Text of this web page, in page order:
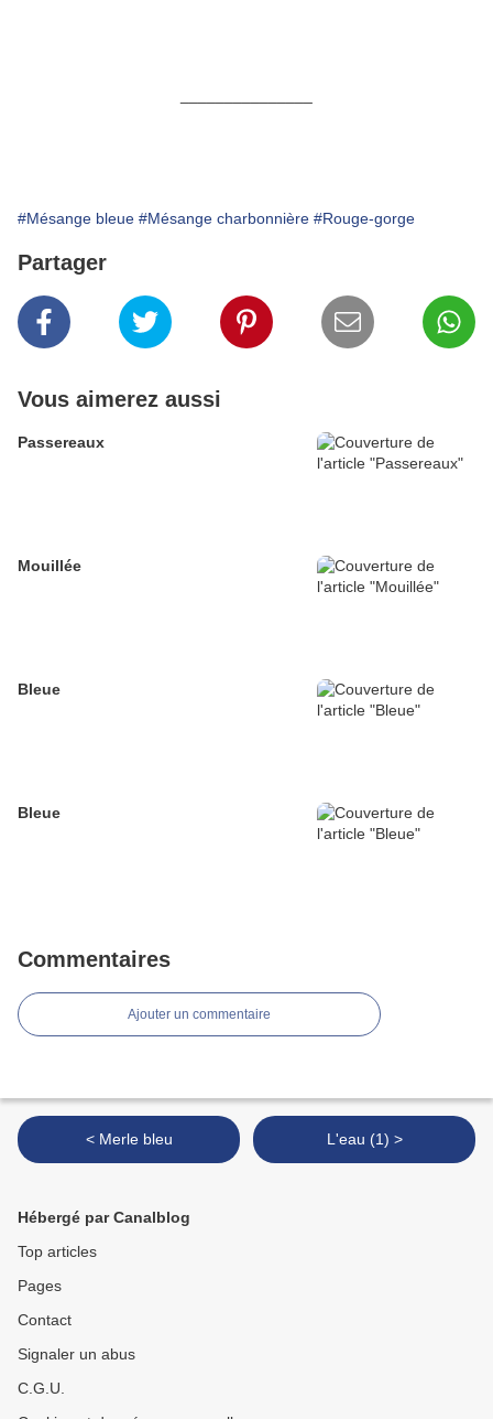
#Mésange bleue #Mésange charbonnière #Rouge-gorge
Partager
Vous aimerez aussi
Passereaux
Mouillée
Bleue
Bleue
Commentaires
Ajouter un commentaire
< Merle bleu L'eau (1) >
Hébergé par Canalblog
Top articles
Pages
Contact
Signaler un abus
C.G.U.